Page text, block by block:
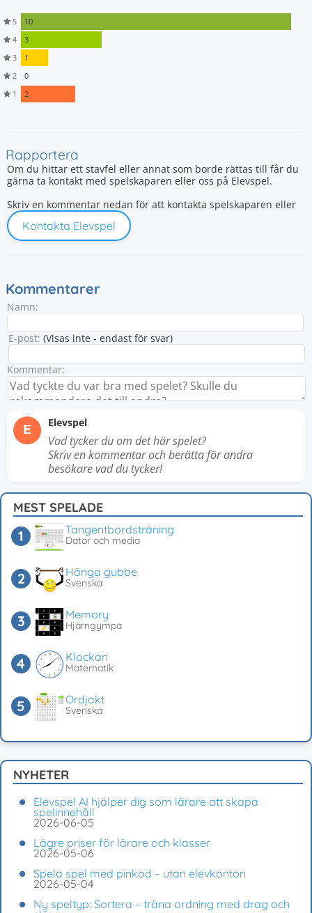
5
10
4
3
3
1
2
0
1
2
Rapportera
Om du hittar ett stavfel eller annat som borde rättas till får du
gärna ta kontakt med spelskaparen eller oss på Elevspel.
Skriv en kommentar nedan för att kontakta spelskaparen eller
Kontakta Elevspel
Kommentarer
Namn:
E-post: (Visas inte - endast för svar)
Kommentar:
E Elevspel
Vad tycker du om det här spelet?
Skriv en kommentar och berätta för andra
besökare vad du tycker!
MEST SPELADE
Tangentbordsträning
Dator och media
Hänga gubbe
Svenska
Memory
Hjärngympa
Klockan
Matematik
Ordjakt
Svenska
NYHETER
Elevspel AI hjälper dig som lärare att skapa
spelinnehåll
2026-06-05
Lägre priser för lärare och klasser
2026-05-06
Spela spel med pinkod – utan elevkonton
2026-05-04
Ny speltyp: Sortera – träna ordning med drag och